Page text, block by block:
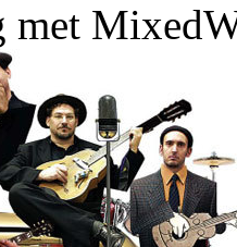
met